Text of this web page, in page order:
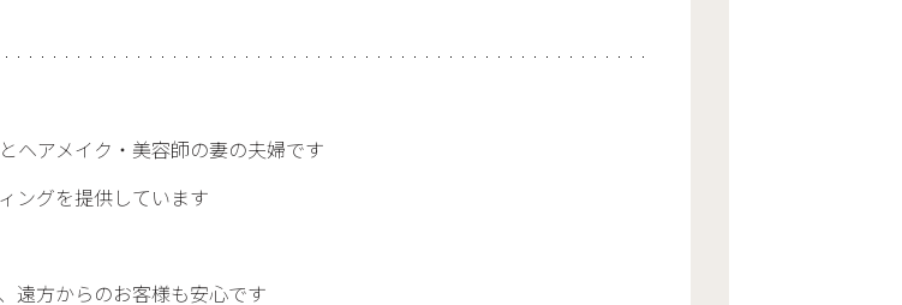
ヘアメイク・美容師の妻の夫婦です
ングを提供しています
遠方からのお客様も安心です